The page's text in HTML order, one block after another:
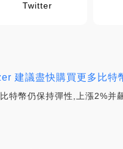
Twitter
建議盡快購買更多比特
特幣仍保持彈性,上漲2%